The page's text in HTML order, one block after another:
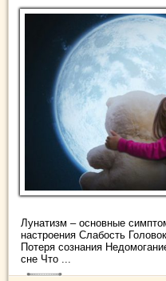
Лунатизм – основные
настроения Слабость
Потеря сознания
сне Что ...